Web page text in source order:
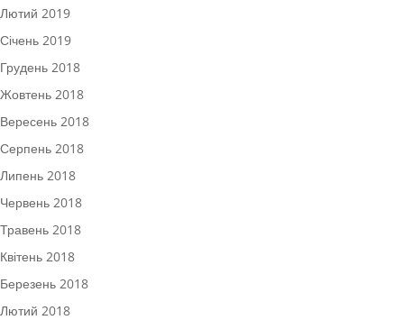
Лютий 2019
Січень 2019
Грудень 2018
Жовтень 2018
Вересень 2018
Серпень 2018
Липень 2018
Червень 2018
Травень 2018
Квітень 2018
Березень 2018
Лютий 2018